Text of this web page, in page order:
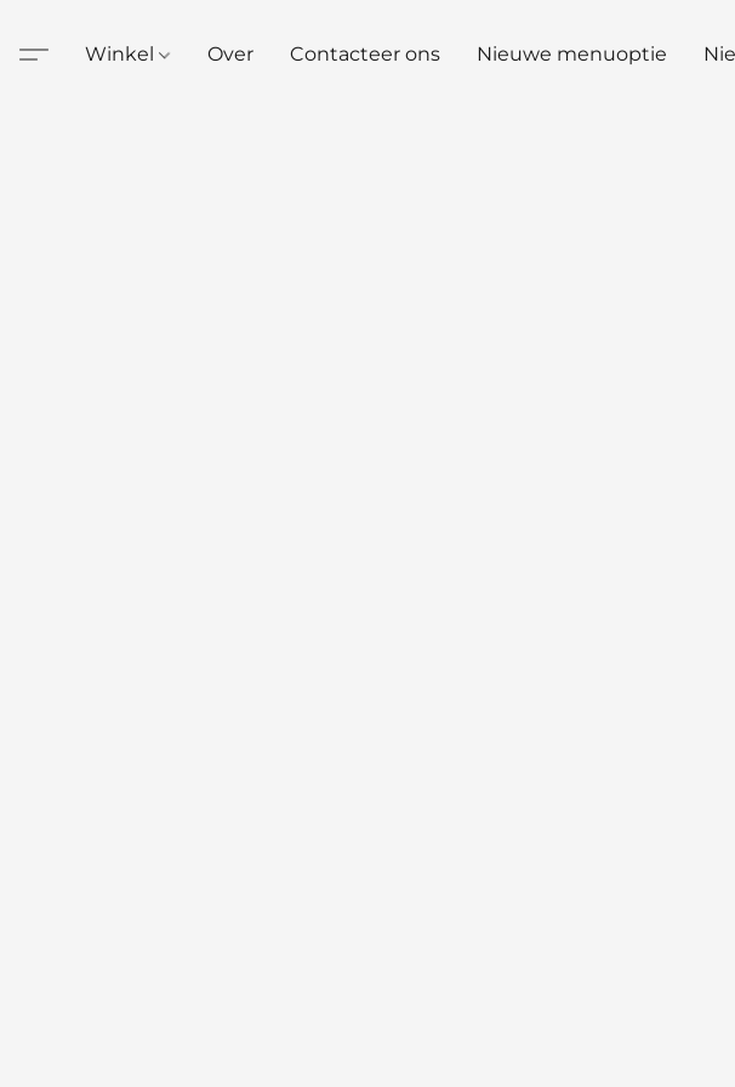
Winkel Over Contacteer ons Nieuwe menuoptie